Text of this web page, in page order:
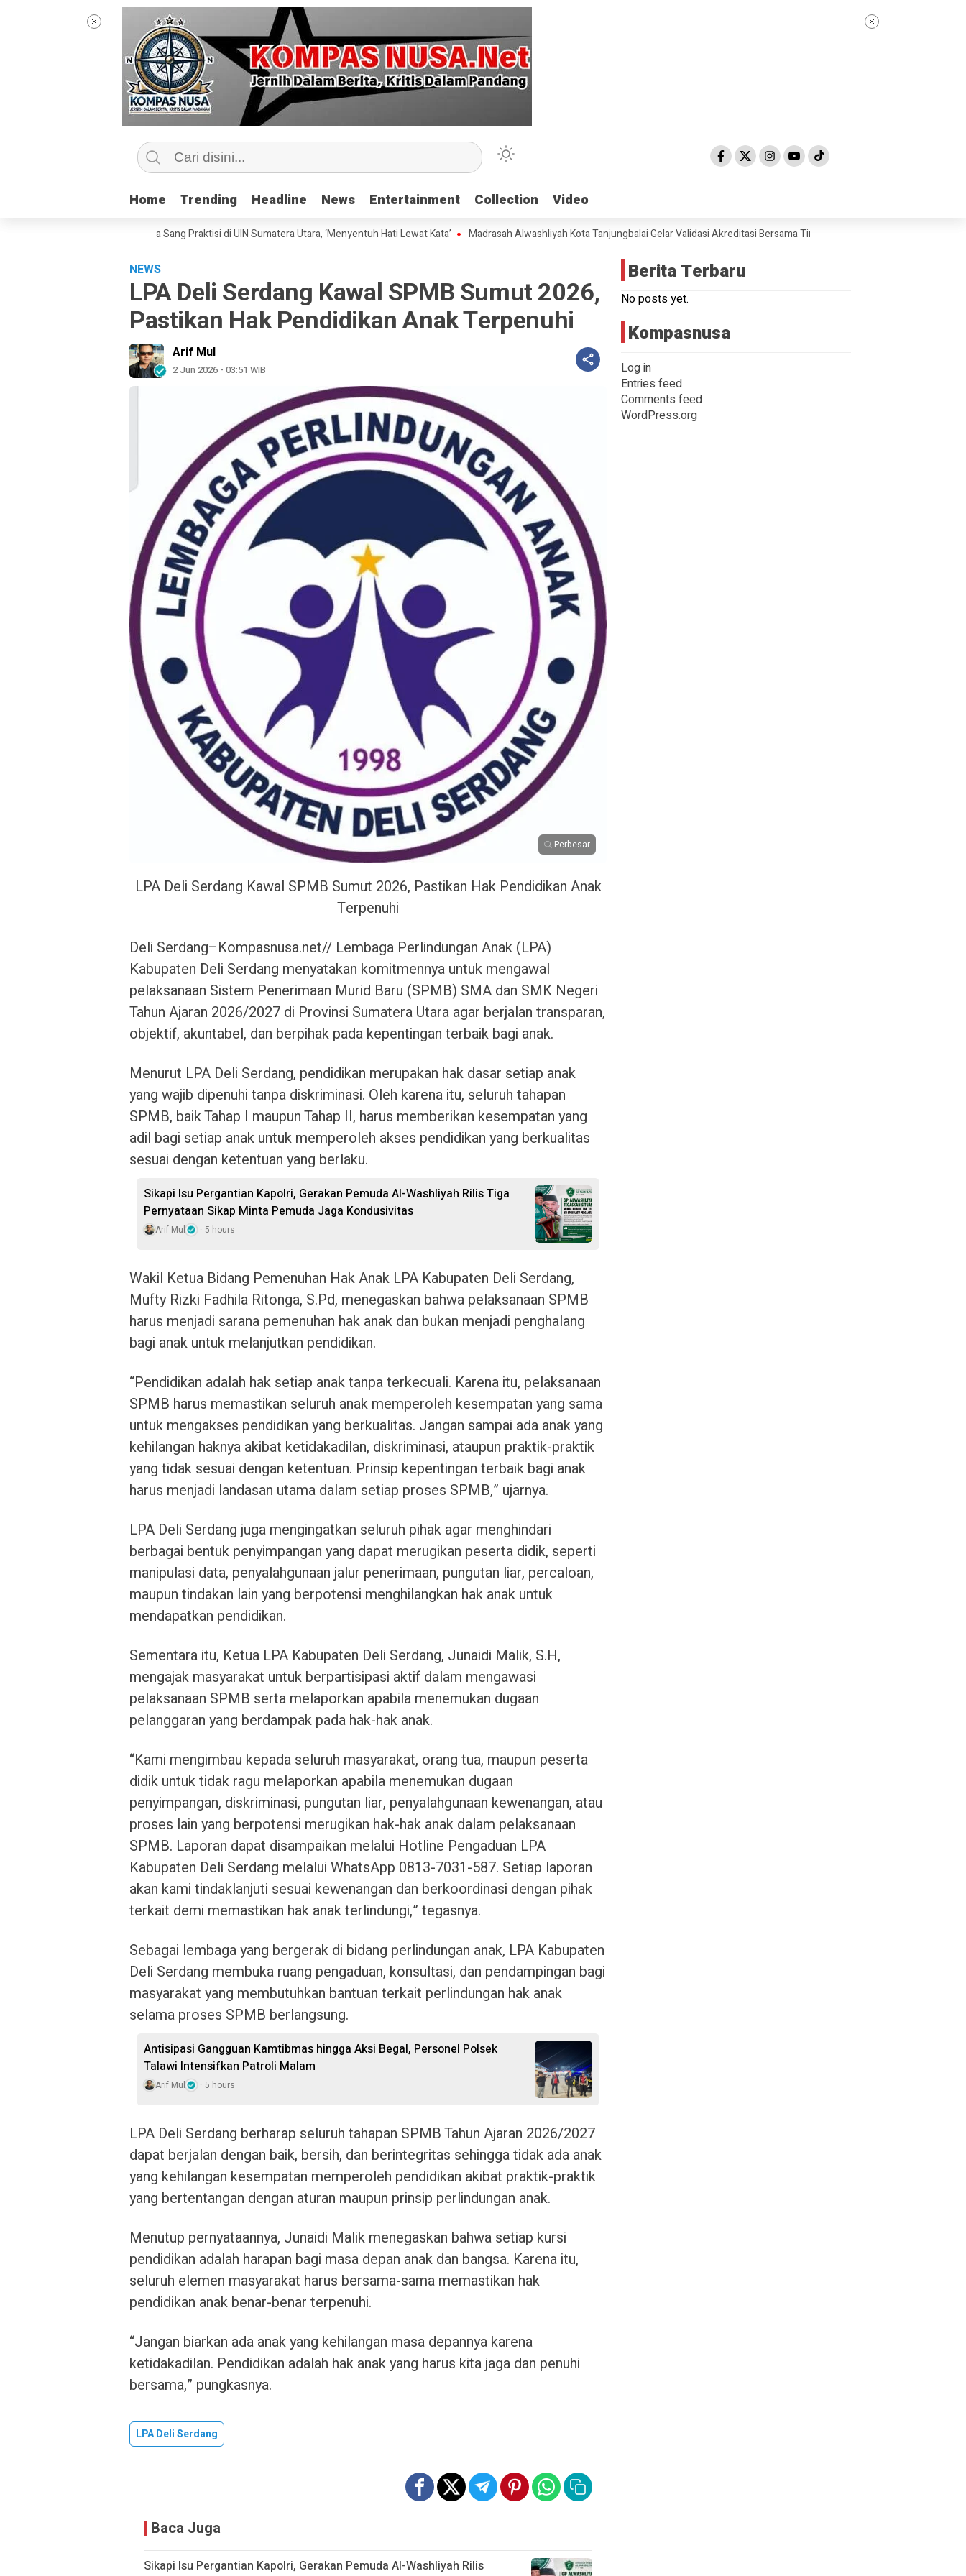
Home Trending Headline News Entertainment Collection Video
Home Trending Headline News Entertainment Collection Video
Jurnalisme Bersama Sang Praktisi di UIN Sumatera Utara, ‘Menyentuh Hati Lewat Kata’ Madrasah Alwashliyah Kota Tanjungbalai Gelar Validasi Akreditasi Bersama Tim Asesor BAN-PDM Tahun 2026
NEWS
LPA Deli Serdang Kawal SPMB Sumut 2026,
Pastikan Hak Pendidikan Anak Terpenuhi
Arif Mul
2 Jun 2026 - 03:51 WIB
Perbesar
LPA Deli Serdang Kawal SPMB Sumut 2026, Pastikan Hak Pendidikan Anak
Terpenuhi
Deli Serdang–Kompasnusa.net// Lembaga Perlindungan Anak (LPA)
Kabupaten Deli Serdang menyatakan komitmennya untuk mengawal
pelaksanaan Sistem Penerimaan Murid Baru (SPMB) SMA dan SMK Negeri
Tahun Ajaran 2026/2027 di Provinsi Sumatera Utara agar berjalan transparan,
objektif, akuntabel, dan berpihak pada kepentingan terbaik bagi anak.
Menurut LPA Deli Serdang, pendidikan merupakan hak dasar setiap anak
yang wajib dipenuhi tanpa diskriminasi. Oleh karena itu, seluruh tahapan
SPMB, baik Tahap I maupun Tahap II, harus memberikan kesempatan yang
adil bagi setiap anak untuk memperoleh akses pendidikan yang berkualitas
sesuai dengan ketentuan yang berlaku.
Sikapi Isu Pergantian Kapolri, Gerakan Pemuda Al-Washliyah Rilis Tiga
Pernyataan Sikap Minta Pemuda Jaga Kondusivitas
Arif Mul 5 hours
Wakil Ketua Bidang Pemenuhan Hak Anak LPA Kabupaten Deli Serdang,
Mufty Rizki Fadhila Ritonga, S.Pd, menegaskan bahwa pelaksanaan SPMB
harus menjadi sarana pemenuhan hak anak dan bukan menjadi penghalang
bagi anak untuk melanjutkan pendidikan.
“Pendidikan adalah hak setiap anak tanpa terkecuali. Karena itu, pelaksanaan
SPMB harus memastikan seluruh anak memperoleh kesempatan yang sama
untuk mengakses pendidikan yang berkualitas. Jangan sampai ada anak yang
kehilangan haknya akibat ketidakadilan, diskriminasi, ataupun praktik-praktik
yang tidak sesuai dengan ketentuan. Prinsip kepentingan terbaik bagi anak
harus menjadi landasan utama dalam setiap proses SPMB,” ujarnya.
LPA Deli Serdang juga mengingatkan seluruh pihak agar menghindari
berbagai bentuk penyimpangan yang dapat merugikan peserta didik, seperti
manipulasi data, penyalahgunaan jalur penerimaan, pungutan liar, percaloan,
maupun tindakan lain yang berpotensi menghilangkan hak anak untuk
mendapatkan pendidikan.
Sementara itu, Ketua LPA Kabupaten Deli Serdang, Junaidi Malik, S.H,
mengajak masyarakat untuk berpartisipasi aktif dalam mengawasi
pelaksanaan SPMB serta melaporkan apabila menemukan dugaan
pelanggaran yang berdampak pada hak-hak anak.
“Kami mengimbau kepada seluruh masyarakat, orang tua, maupun peserta
didik untuk tidak ragu melaporkan apabila menemukan dugaan
penyimpangan, diskriminasi, pungutan liar, penyalahgunaan kewenangan, atau
proses lain yang berpotensi merugikan hak-hak anak dalam pelaksanaan
SPMB. Laporan dapat disampaikan melalui Hotline Pengaduan LPA
Kabupaten Deli Serdang melalui WhatsApp 0813-7031-587. Setiap laporan
akan kami tindaklanjuti sesuai kewenangan dan berkoordinasi dengan pihak
terkait demi memastikan hak anak terlindungi,” tegasnya.
Sebagai lembaga yang bergerak di bidang perlindungan anak, LPA Kabupaten
Deli Serdang membuka ruang pengaduan, konsultasi, dan pendampingan bagi
masyarakat yang membutuhkan bantuan terkait perlindungan hak anak
selama proses SPMB berlangsung.
Antisipasi Gangguan Kamtibmas hingga Aksi Begal, Personel Polsek
Talawi Intensifkan Patroli Malam
Arif Mul 5 hours
LPA Deli Serdang berharap seluruh tahapan SPMB Tahun Ajaran 2026/2027
dapat berjalan dengan baik, bersih, dan berintegritas sehingga tidak ada anak
yang kehilangan kesempatan memperoleh pendidikan akibat praktik-praktik
yang bertentangan dengan aturan maupun prinsip perlindungan anak.
Menutup pernyataannya, Junaidi Malik menegaskan bahwa setiap kursi
pendidikan adalah harapan bagi masa depan anak dan bangsa. Karena itu,
seluruh elemen masyarakat harus bersama-sama memastikan hak
pendidikan anak benar-benar terpenuhi.
“Jangan biarkan ada anak yang kehilangan masa depannya karena
ketidakadilan. Pendidikan adalah hak anak yang harus kita jaga dan penuhi
bersama,” pungkasnya.
LPA Deli Serdang
Baca Juga
Sikapi Isu Pergantian Kapolri, Gerakan Pemuda Al-Washliyah Rilis
Berita Terbaru
No posts yet.
Kompasnusa
Log in
Entries feed
Comments feed
WordPress.org